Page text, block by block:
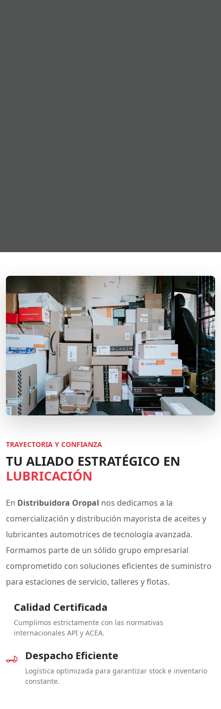
TRAYECTORIA Y CONFIANZA
TU ALIADO ESTRATÉGICO EN
LUBRICACIÓN
En Distribuidora Oropal nos dedicamos a la
comercialización y distribución mayorista de aceites y
lubricantes automotrices de tecnología avanzada.
Formamos parte de un sólido grupo empresarial
comprometido con soluciones eficientes de suministro
para estaciones de servicio, talleres y flotas.
Calidad Certificada
Cumplimos estrictamente con las normativas
internacionales API y ACEA.
Despacho Eficiente
Logística optimizada para garantizar stock e inventario
constante.